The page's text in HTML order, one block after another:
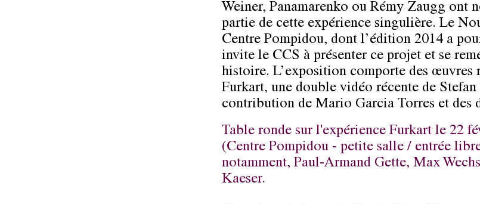
Weiner, Panamarenko ou Rémy Zaugg ont
partie de cette expérience singulière. Le
Centre Pompidou, dont l’édition 2014 a
invite le CCS à présenter ce projet et se
histoire. L’exposition comporte des œuvres
Furkart, une double vidéo récente de Stefan
contribution de Mario Garcia Torres et des
Table ronde sur l'expérience Furkart le 22
(Centre Pompidou - petite salle / entrée
notamment, Paul-Armand Gette, Max
Kaeser.